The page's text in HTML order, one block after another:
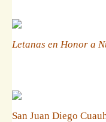
Letanas en Honor a
San Juan Diego